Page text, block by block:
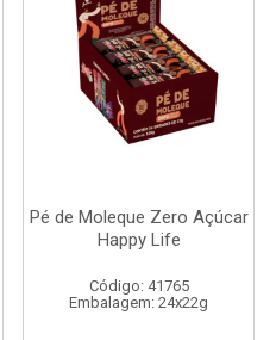
Pé de Moleque Zero Açúcar
Happy Life
Código: 41765
Embalagem: 24x22g